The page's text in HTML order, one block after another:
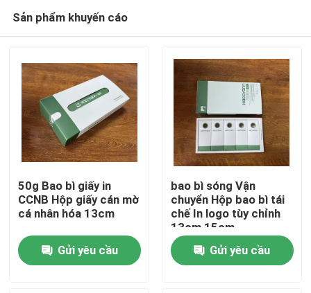
Nhà
Sản phẩm khuyến cáo
50g Bao bì giấy in
CCNB Hộp giấy cán mờ
cá nhân hóa 13cm
Gửi yêu cầu
bao bì sóng Vận
chuyển Hộp bao bì tái
chế In logo tùy chỉnh
13cm 15cm
Gửi yêu cầu